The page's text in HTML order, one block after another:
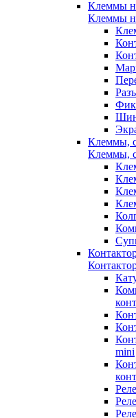
Клеммы
Клеммы
Клеммы,
Клеммы,
mini